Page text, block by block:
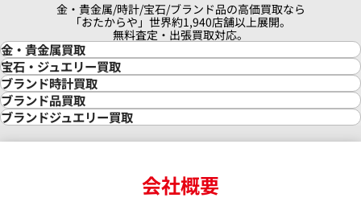
ビー文字盤
金・貴金属/時計/宝石/ブランド品の高価買取なら
「おたからや」世界約1,940店舗以上展開。
無料査定・出張買取対応。
金・貴金属買取
金買取
金の相場価格情報
金の参考買取価格一覧
インゴット買取
インゴットの相場価格情報
24金買取
宝石・ジュエリー買取
宝石・ジュエリー買取
ダイヤモンド買取
ダイヤモンド・宝石の参考価格一覧
リング・結婚指輪買取
エメラルド買取
ブランド時計買取
時計買取
ロレックス買取
ロレックス デイトナ買取
ロレックス サブマリーナー買取
ロレックス エクスプローラー買取
ロレックス デイトジャスト買取
ブランド品買取
ブランド買取
ブランドジュエリー買取
ヴァンクリーフ＆アーペル買取会社概要